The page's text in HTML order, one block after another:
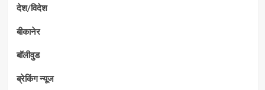
देश/विदेश
बीकानेर
बॉलीवुड
ब्रेकिंग न्यूज